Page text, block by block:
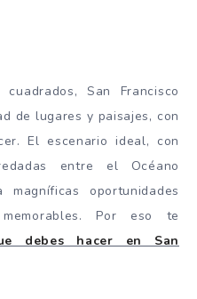
San Francisco
de lugares y paisajes, con
El escenario ideal, con
entre el Océano
oportunidades
Por eso te
debes hacer en San